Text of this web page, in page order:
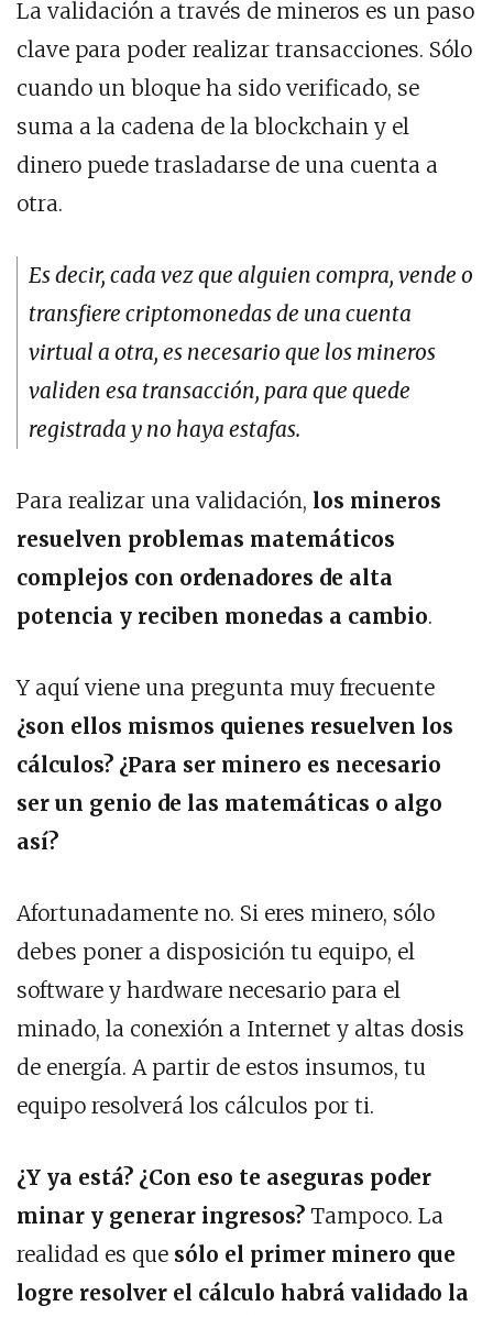
La validación a través de mineros es un paso
clave para poder realizar transacciones. Sólo
cuando un bloque ha sido verificado, se
suma a la cadena de la blockchain y el
dinero puede trasladarse de una cuenta a
otra.
Es decir, cada vez que alguien compra, vende o
transfiere criptomonedas de una cuenta
virtual a otra, es necesario que los mineros
validen esa transacción, para que quede
registrada y no haya estafas.
Para realizar una validación, los mineros
resuelven problemas matemáticos
complejos con ordenadores de alta
potencia y reciben monedas a cambio.
Y aquí viene una pregunta muy frecuente
¿son ellos mismos quienes resuelven los
cálculos? ¿Para ser minero es necesario
ser un genio de las matemáticas o algo
así?
Afortunadamente no. Si eres minero, sólo
debes poner a disposición tu equipo, el
software y hardware necesario para el
minado, la conexión a Internet y altas dosis
de energía. A partir de estos insumos, tu
equipo resolverá los cálculos por ti.
¿Y ya está? ¿Con eso te aseguras poder
minar y generar ingresos? Tampoco. La
realidad es que sólo el primer minero que
logre resolver el cálculo habrá validado la